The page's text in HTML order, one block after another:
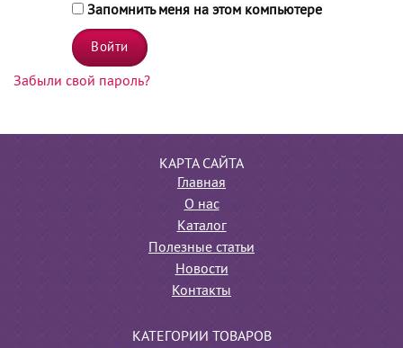
Запомнить меня на этом компьютере
Забыли свой пароль?
КАРТА САЙТА
Главная
О нас
Каталог
Полезные статьи
Новости
Контакты
КАТЕГОРИИ ТОВАРОВ